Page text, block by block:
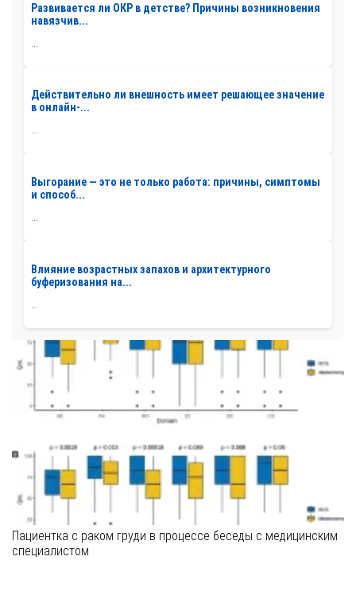
Развивается ли ОКР в детстве? Причины возникновения
навязчив...
Действительно ли внешность имеет решающее значение
в онлайн-...
...
Выгорание — это не только работа: причины, симптомы
и способ...
Влияние возрастных запахов и архитектурного
буферизования на...
Пациентка с раком груди в процессе беседы с медицинским
специалистом